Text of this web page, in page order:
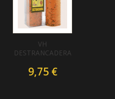
VH
DESTRANCADERA
9,75 €